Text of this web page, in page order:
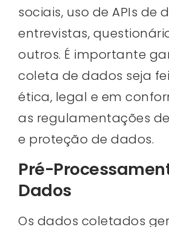
sociais, uso de APIs de
entrevistas,
outros. É importante
coleta de dados seja
ética, legal e em
as regulamentações
e proteção de dados.
Pré-
Dados
Os dados coletados